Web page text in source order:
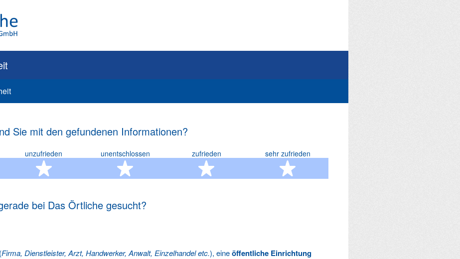
Sie mit den gefundenen Informationen?
unzufrieden
2 Sterne
unentschlossen
3 Sterne
zufrieden
4 Sterne
sehr zufrieden
5 Sterne
bei Das Örtliche gesucht?
(Firma, Dienstleister, Arzt, Handwerker, Anwalt, Einzelhandel etc.), eineöffentliche Einrichtung